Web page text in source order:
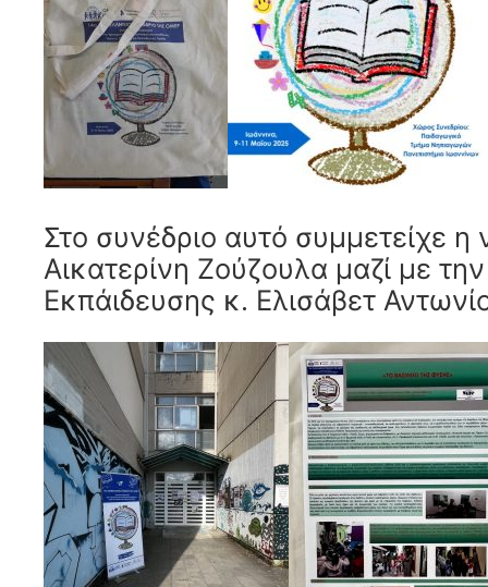
Στο συνέδριο αυτό συμμετείχε η
Αικατερίνη Ζούζουλα μαζί με
Εκπάιδευσης κ. Ελισάβετ